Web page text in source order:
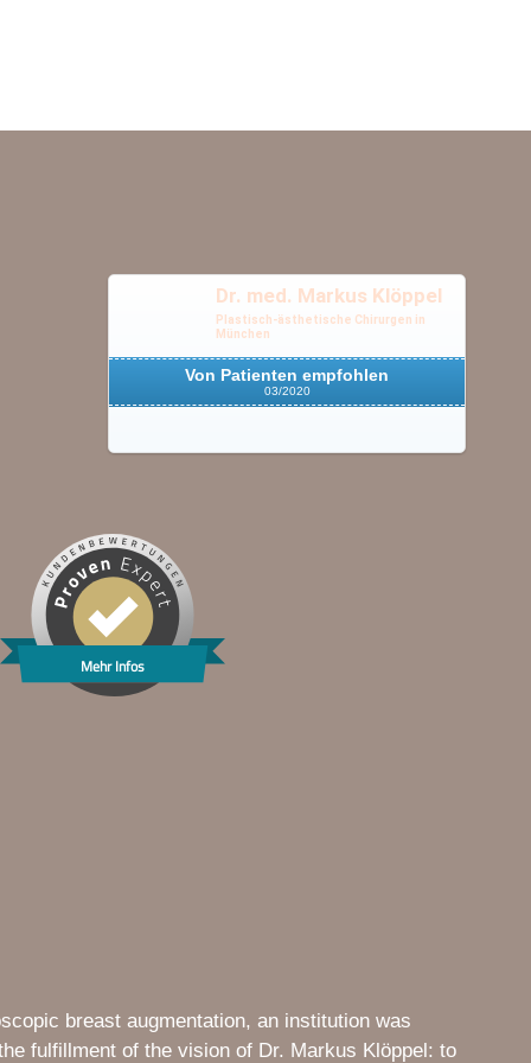
Dr. med. Markus Klöppel
Plastisch-ästhetische Chirurgen in
München
Von Patienten empfohlen
03/2020
Mehr Infos
breast augmentation, an institution was
fulfillment of the vision of Dr. Markus Klöppel: to